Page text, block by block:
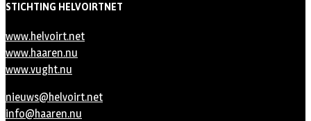
STICHTING HELVOIRTNET
www.helvoirt.net
www.haaren.nu
www.vught.nu
nieuws@helvoirt.net
info@haaren.nu